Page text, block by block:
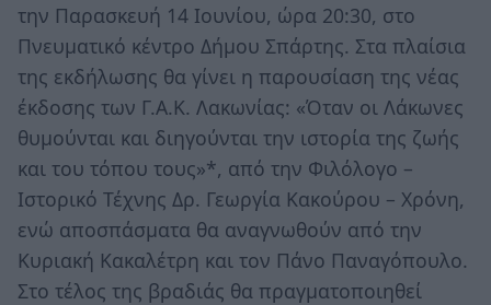
την Παρασκευή 14 Ιουνίου, ώρα 20:30, στο
Πνευματικό κέντρο Δήμου Σπάρτης. Στα πλαίσια
της εκδήλωσης θα γίνει η παρουσίαση της νέας
έκδοσης των Γ.Α.Κ. Λακωνίας: «Όταν οι Λάκωνες
θυμούνται και διηγούνται την ιστορία της ζωής
και του τόπου τους»*, από την Φιλόλογο –
Ιστορικό Τέχνης Δρ. Γεωργία Κακούρου – Χρόνη,
ενώ αποσπάσματα θα αναγνωθούν από την
Κυριακή Κακαλέτρη και τον Πάνο Παναγόπουλο.
Στο τέλος της βραδιάς θα πραγματοποιηθεί